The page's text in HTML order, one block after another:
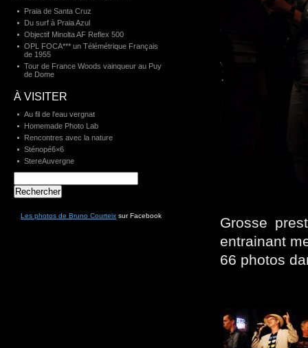
Grosse
entrainant
66 photos
Praia de Santa Cruz
Du surf à Praia Azul
Objectif Minolta AF Reflex 500
OPL FOCA*** un Télémétrique Français
de 1955
Tour de France Woods vainqueur au Puy
de Dome
À VISITER
Au fil de l'eau vergnat
Homemade Photo Lab
Rencontres avec la nature
Sténopé6×6
StereAuvergne
Les photos de Bruno Courteix sur Facebook